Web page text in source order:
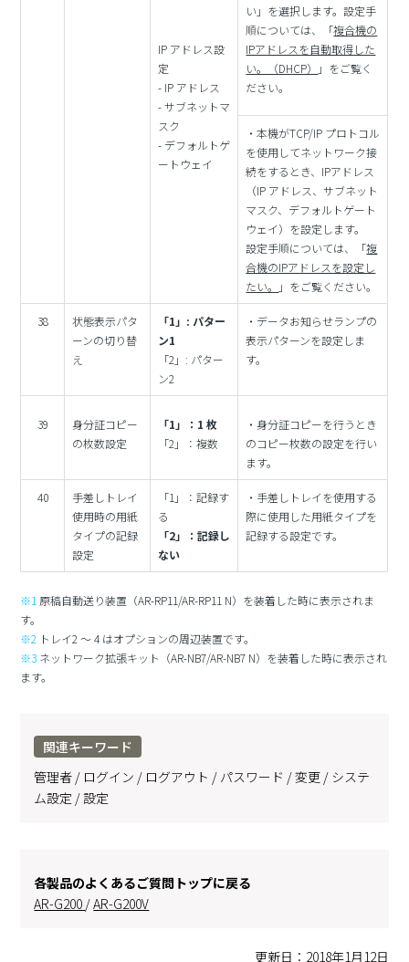
IP アドレス設
定
- IP アドレス
- サブネットマ
スク
- デフォルトゲ
ートウェイ
い」を選択します。設定手
順については、「複合機の
IPアドレスを自動取得した
い。（DHCP）
」をご覧く
ださい。
・本機がTCP/IP プロトコル
を使用してネットワーク接
続をするとき、IPアドレス
（IP アドレス、サブネット
マスク、デフォルトゲート
ウェイ）を設定します。
設定手順については、「複
合機のIPアドレスを設定し
たい。
」をご覧ください。
38
状態表示パタ
ーンの切り替
え
「1」: パター
ン1
「2」: パター
ン2
・データお知らせランプの
表示パターンを設定しま
す。
39
身分証コピー
の枚数設定
「1」：1 枚
「2」：複数
・身分証コピーを行うとき
のコピー枚数の設定を行い
ます。
40
手差しトレイ
使用時の用紙
タイプの記録
設定
「1」：記録す
る
「2」：記録し
ない
・手差しトレイを使用する
際に使用した用紙タイプを
記録する設定です。
※1 原稿自動送り装置（AR-RP11/AR-RP11 N）を装着した時に表示されま
す。
※2 トレイ2 ～ 4 はオプションの周辺装置です。
※3 ネットワーク拡張キット（AR-NB7/AR-NB7 N）を装着した時に表示され
ます。
関連キーワード
管理者 / ログイン / ログアウト / パスワード / 変更 / システ
ム設定 / 設定
各製品のよくあるご質問トップに戻る
AR-G200 /AR-G200V
更新日：2018年1月12日